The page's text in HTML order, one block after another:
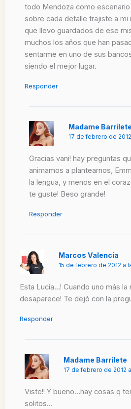
todo Mendoza como
sobre cada detalle trajiste a mi
que llevo guardados de ese
muchos los años que han
sentarme en uno de sus
siendo el mejor lugar.
Responder
Madame Barrilete
17 de febrero de
Gracias vani! hay preguntas
animamos a plantearnos,
la lengua, y menos en el
te guste! Beso grande!
Responder
Marcos Valencia
15 de febrero de 2012 a
Esta Lucía…! Cuando uno más la
desaparece! Te dejó con la
Responder
Madame Barrilete
17 de febrero de 2012
Viste!! Y bueno…hay cosas q
solitos…